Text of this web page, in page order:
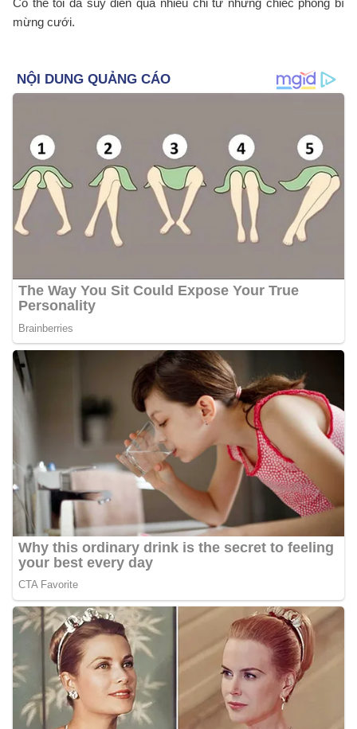
Có thể tôi đã suy diễn quá nhiều chỉ từ những chiếc phong bì
mừng cưới.